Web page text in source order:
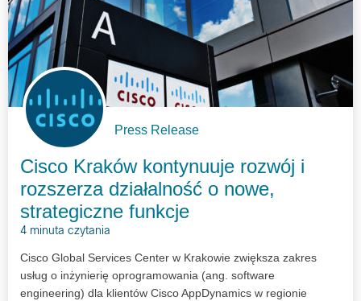
Press Release
Cisco Kraków kontynuuje rozwój i
rozszerza działalność o nowe,
strategiczne funkcje
4 minuta czytania
Cisco Global Services Center w Krakowie zwiększa zakres
usług o inżynierię oprogramowania (ang. software
engineering) dla klientów Cisco AppDynamics w regionie